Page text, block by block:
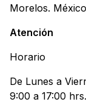
Morelos.
Atención
Horario
De Lunes a
9:00 a 17:00 hrs.